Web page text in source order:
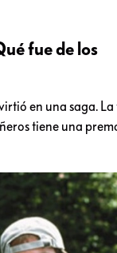
fue de los
en una saga.
tiene una